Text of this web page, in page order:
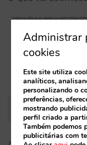
Fonte: Google
Administrar
cookies
Este site utiliza
analíticos,
personalizando o
preferências,
mostrando
perfil criado a
Também
publicitárias com